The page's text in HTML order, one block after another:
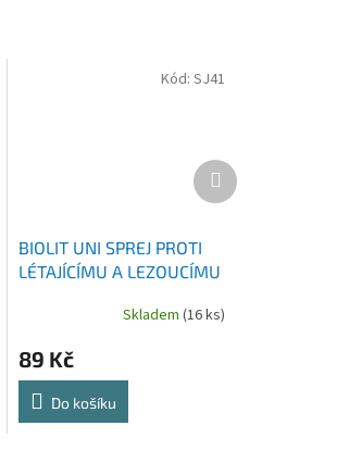
BIOLIT UNI SPREJ PROTI
LÉTAJÍCÍMU A LEZOUCÍMU
Skladem (16 ks)
89 Kč
Do košíku
Kód: SJ41
Další
produkt